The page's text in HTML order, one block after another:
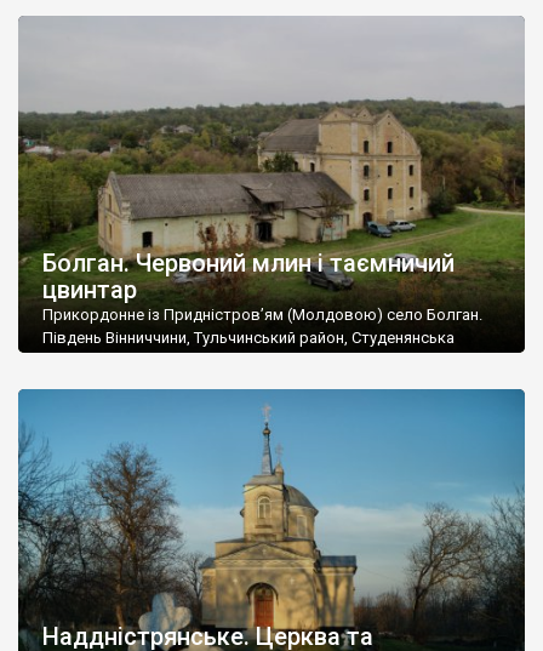
Болган. Червоний млин і таємничий
цвинтар
Прикордонне із Придністров’ям (Молдовою) село Болган.
Південь Вінниччини, Тульчинський район, Студенянська
старовинний цвинтар із кам’яними хрестами. Всі епітафії, які
збереглися, написані кирилицею, церковнослов’янською
мовою. За всіма традиційними ознаками – цвинтар
український. Хрести датуються 19 століттям. У 1924-1940
роках Болган […]
Наддністрянське. Церква та